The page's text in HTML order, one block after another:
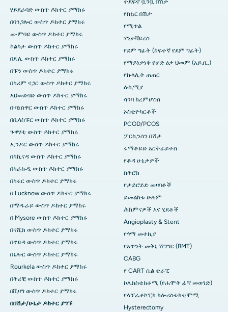
ሃይደራባድ ውስጥ ዶክተር ያማክሩ
በባንጋሎር ውስጥ ዶክተር ያማክሩ
ሙምባይ ውስጥ ዶክተር ያማክሩ
ኮልካታ ውስጥ ዶክተር ያማክሩ
በዴሊ ውስጥ ዶክተር ያማክሩ
በፑን ውስጥ ዶክተር ያማክሩ
በካሪም ናጋር ውስጥ ዶክተር ያማክሩ
አህመድባድ ውስጥ ዶክተር ያማክሩ
ቡባኔስዋር ውስጥ ዶክተር ያማክሩ
በቢላስፑር ውስጥ ዶክተር ያማክሩ
ጉዋሃቲ ውስጥ ዶክተር ያማክሩ
ኢንዶር ውስጥ ዶክተር ያማክሩ
በካኪናዳ ውስጥ ዶክተር ያማክሩ
በካራኩዲ ውስጥ ዶክተር ያማክሩ
በካሩር ውስጥ ዶክተር ያማክሩ
በ Lucknow ውስጥ ዶክተር ያማክሩ
በማዱራይ ውስጥ ዶክተር ያማክሩ
በ Mysore ውስጥ ዶክተር ያማክሩ
በናሺክ ውስጥ ዶክተር ያማክሩ
በኖይዳ ውስጥ ዶክተር ያማክሩ
በኔሎር ውስጥ ዶክተር ያማክሩ
Rourkela ውስጥ ዶክተር ያማክሩ
በትሪቺ ውስጥ ዶክተር ያማክሩ
በቪዛግ ውስጥ ዶክተር ያማክሩ
በበሽታ/ሁኔታ ዶክተር ያግኙ
ተደፍኖ ቧንቧ በሽታ
የስኳር በሽታ
የሚጥል
ሃንታቫይረስ
የደም ግፊት (ከፍተኛ የደም ግፊት)
የማይነቃነቅ የሆድ ዕቃ ህመም (አይ.ቢ.)
የኩላሊት ጠጠር
ሉኪሚያ
ሳንባ ክረምሆስስ
ኦስቲዮካርቶች
PCOD/PCOS
ፓርኪንሰን በሽታ
ሩማቶይድ አርትራይተስ
የቆዳ ሁኔታዎች
ስትሮክ
የታይሮይድ መዛባቶች
ይመልከቱ ሁሉም
ሕክምናዎች እና ሂደቶች
Angioplasty & Stent
የጎማ መተኪያ
የአጥንት መቅኒ ሽግግር (BMT)
CABG
የ CART ሴል ቴራፒ
ኮሌክስቴክቶሚ (የሐሞት ፊኛ መወገድ)
የላፕራቶኮፒክ ክሎሪስቴክቲሞሚ
Hysterectomy